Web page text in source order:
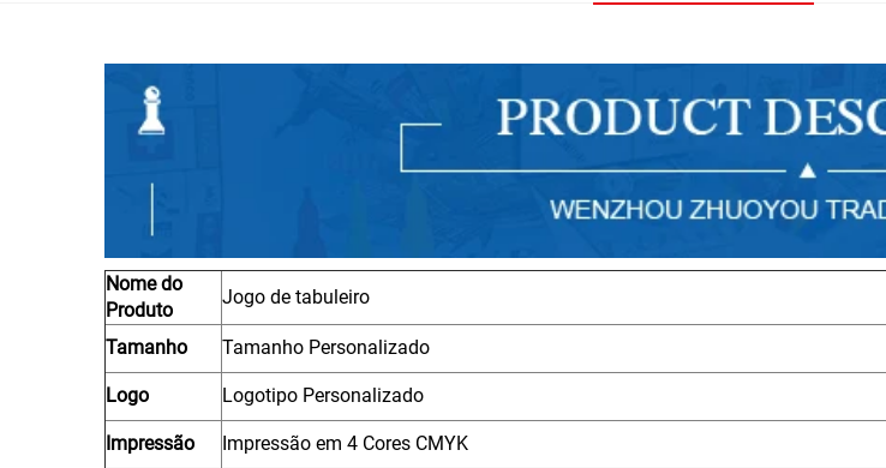
Nome do
Produto
Jogo de tabuleiro
Tamanho Tamanho Personalizado
Logo Logotipo Personalizado
Impressão
Impressão em 4 Cores CMYK